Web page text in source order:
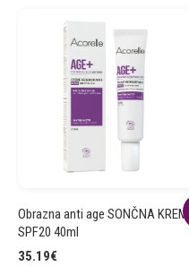
Obrazna anti age SONČNA KREMA
SPF20 40ml
35.19€